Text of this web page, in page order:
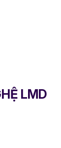
LMD